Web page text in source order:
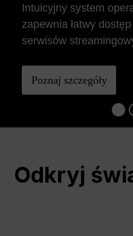
Intuicyjny system
zapewnia łatwy
serwisów
Poznaj szczegóły
Odkryj